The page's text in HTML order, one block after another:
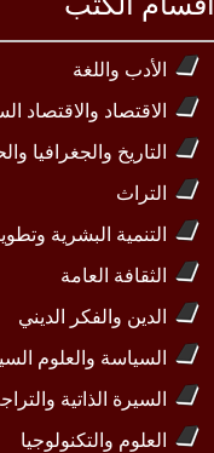
الأدب واللغة
الاقتصاد والاقتصاد
التاريخ والجغرافيا
التراث
التنمية البشرية
الثقافة العامة
الدين والفكر الديني
السياسة والعلوم
السيرة الذاتية
العلوم والتكنولوجيا